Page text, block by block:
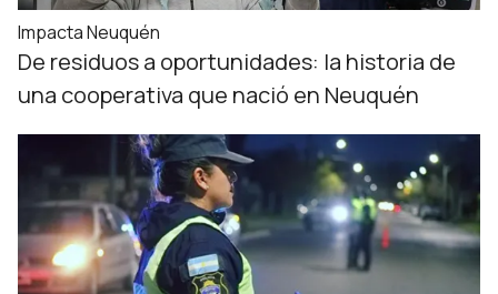
Impacta Neuquén
De residuos a oportunidades: la historia de
una cooperativa que nació en Neuquén